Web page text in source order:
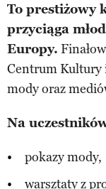
To prestiżowy
przyciąga
Europy.
Centrum Kultury
mody oraz
Na
pokazy mody,
warsztaty z